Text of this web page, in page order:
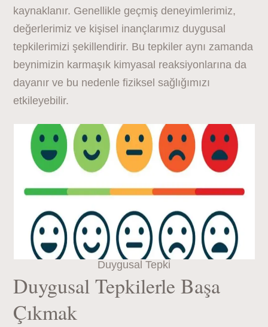
kaynaklanır. Genellikle geçmiş deneyimlerimiz,
değerlerimiz ve kişisel inançlarımız duygusal
tepkilerimizi şekillendirir. Bu tepkiler aynı zamanda
beynimizin karmaşık kimyasal reaksiyonlarına da
dayanır ve bu nedenle fiziksel sağlığımızı
etkileyebilir.
Duygusal Tepki
Duygusal Tepkilerle Başa
Çıkmak